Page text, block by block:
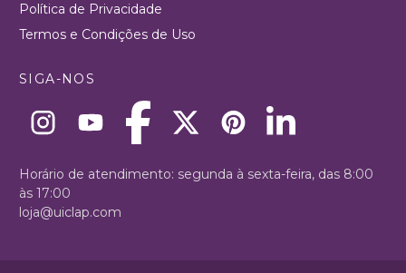
Política de Privacidade
Termos e Condições de Uso
SIGA-NOS
Horário de atendimento: segunda à sexta-feira, das 8:00
às 17:00
loja@uiclap.com